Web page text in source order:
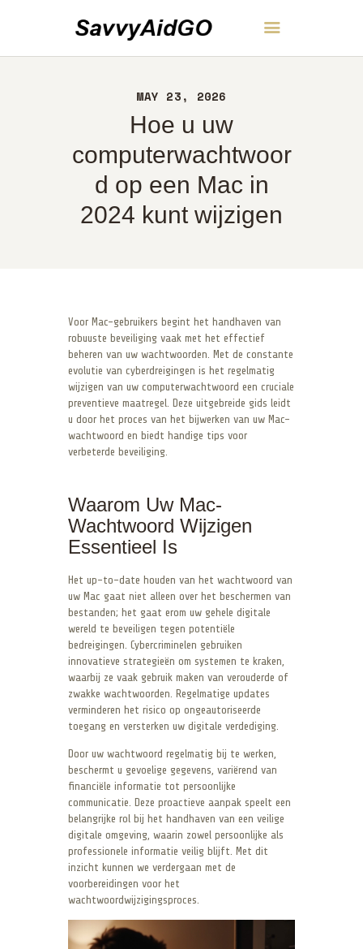
MAY 23, 2026
Hoe u uw
computerwachtwoor
d op een Mac in
2024 kunt wijzigen
SavvyAidGO
CONTACT
BELEID
NEDERLANDS
Voor Mac-gebruikers begint het handhaven van
robuuste beveiliging vaak met het effectief
beheren van uw wachtwoorden. Met de constante
evolutie van cyberdreigingen is het regelmatig
wijzigen van uw computerwachtwoord een cruciale
preventieve maatregel. Deze uitgebreide gids leidt
u door het proces van het bijwerken van uw Mac-
wachtwoord en biedt handige tips voor
verbeterde beveiliging.
Waarom Uw Mac-
Wachtwoord Wijzigen
Essentieel Is
Het up-to-date houden van het wachtwoord van
uw Mac gaat niet alleen over het beschermen van
bestanden; het gaat erom uw gehele digitale
wereld te beveiligen tegen potentiële
bedreigingen. Cybercriminelen gebruiken
innovatieve strategieën om systemen te kraken,
waarbij ze vaak gebruik maken van verouderde of
zwakke wachtwoorden. Regelmatige updates
verminderen het risico op ongeautoriseerde
toegang en versterken uw digitale verdediging.
Door uw wachtwoord regelmatig bij te werken,
beschermt u gevoelige gegevens, variërend van
financiële informatie tot persoonlijke
communicatie. Deze proactieve aanpak speelt een
belangrijke rol bij het handhaven van een veilige
digitale omgeving, waarin zowel persoonlijke als
professionele informatie veilig blijft. Met dit
inzicht kunnen we verdergaan met de
voorbereidingen voor het
wachtwoordwijzigingsproces.